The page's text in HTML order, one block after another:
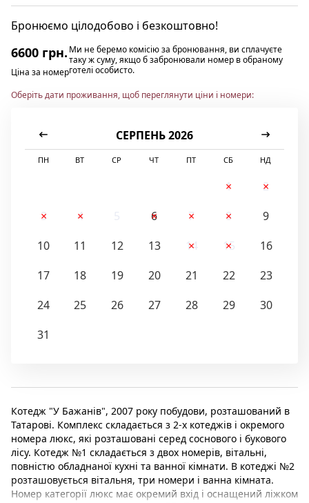
Бронюємо цілодобово і безкоштовно!
6600 грн.
Ціна за номер
Ми не беремо комісію за бронювання, ви сплачуєте
таку ж суму, якщо б забронювали номер в обраному
готелі особисто.
Оберіть дати проживання, щоб переглянути ціни і номери:
СЕРПЕНЬ 2026
ПН ВТ СР ЧТ ПТ СБ НД
1
2
3
4 6 7 8
9
10
11 12 13 14 15
16
17
18 19 20 21 22
23
24
25 26 27 28 29
30
31
Котедж "У Бажанів", 2007 року побудови, розташований в
Татарові. Комплекс складається з 2-х котеджів і окремого
номера люкс, які розташовані серед соснового і букового
лісу. Котедж №1 складається з двох номерів, вітальні,
повністю обладнаної кухні та ванної кімнати. В котеджі №2
розташовується вітальня, три номери і ванна кімната.
Номер категорії люкс має окремий вхід і оснащений ліжком